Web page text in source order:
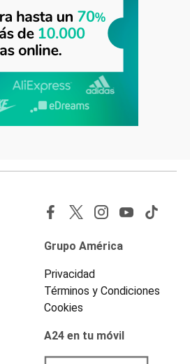
Grupo América
Privacidad
Términos y Condiciones
Cookies
A24 en tu móvil